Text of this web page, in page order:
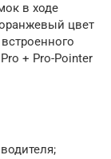
в ходе
цвет
+ Pro-Pointer